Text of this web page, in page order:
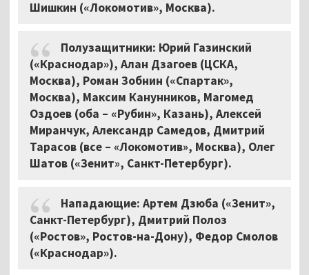
Шишкин («Локомотив», Москва).
Полузащитники: Юрий Газинский
(«Краснодар»), Алан Дзагоев (ЦСКА,
Москва), Роман Зобнин («Спартак»,
Москва), Максим Канунников, Магомед
Оздоев (оба – «Рубин», Казань), Алексей
Миранчук, Александр Самедов, Дмитрий
Тарасов (все – «Локомотив», Москва), Олег
Шатов («Зенит», Санкт-Петербург).
Нападающие: Артем Дзюба («Зенит»,
Санкт-Петербург), Дмитрий Полоз
(«Ростов», Ростов-на-Дону), Федор Смолов
(«Краснодар»).